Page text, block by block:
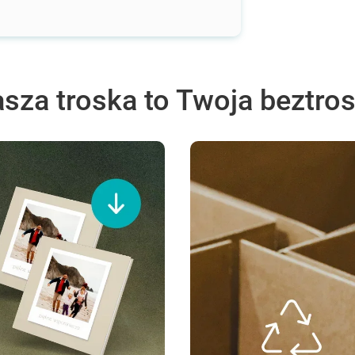
troska to Twoja